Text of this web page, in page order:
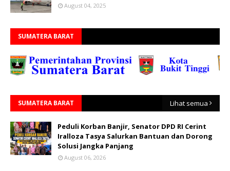
August 04, 2025
SUMATERA BARAT
SUMATERA BARAT Lihat semua
Peduli Korban Banjir, Senator DPD RI Cerint
Iralloza Tasya Salurkan Bantuan dan Dorong
Solusi Jangka Panjang
August 06, 2026